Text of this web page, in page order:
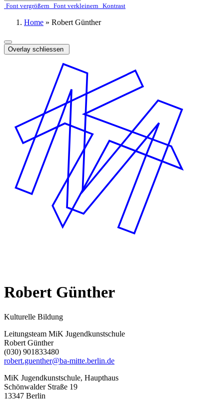
Font ver­­größern Font ver­­kleinern Kontrast
Home » Robert Günther
Overlay schliessen
Robert Günther
Kulturelle Bildung
Leitungsteam MiK Jugendkunstschule
Robert Günther
(030) 901833480
robert.guenther@ba-mitte.berlin.de
MiK Jugendkunstschule, Haupthaus
Schönwalder Straße 19
13347 Berlin